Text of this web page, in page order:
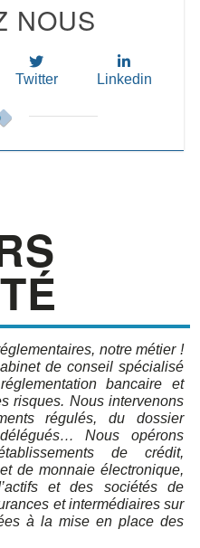
NOUS
Twitter Linkedin
notre métier !
de conseil spécialisé
bancaire et
risques. Nous intervenons
régulés, du dossier
Nous opérons
de crédit,
de monnaie électronique,
et des sociétés de
et intermédiaires sur
à la mise en place des